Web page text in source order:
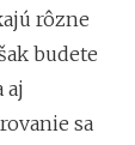
rôzne
budete
aj
sa